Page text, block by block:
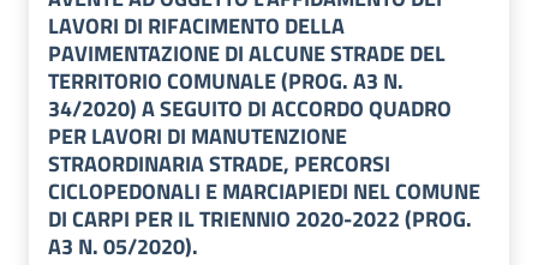
LAVORI DI RIFACIMENTO DELLA
PAVIMENTAZIONE DI ALCUNE STRADE DEL
TERRITORIO COMUNALE (PROG. A3 N.
34/2020) A SEGUITO DI ACCORDO QUADRO
PER LAVORI DI MANUTENZIONE
STRAORDINARIA STRADE, PERCORSI
CICLOPEDONALI E MARCIAPIEDI NEL COMUNE
DI CARPI PER IL TRIENNIO 2020-2022 (PROG.
A3 N. 05/2020).